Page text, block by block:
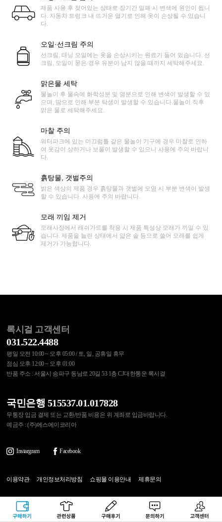
구매하기 관련상품 상품후기 문의하기 고객센터
제품 사용 후 젖어있는 상태로 장기간 밀폐 시 변색에 원인이 됩니
다. 자동차 트렁크 내 뜨거운 열기로 인해 옷이 손상될 수 있습니
다.
오일·선크림 주의
선크림, 태닝 오일에는 옷을 손상시키는 원료가 들어 있습니다. 선
크림, 오일이 묻은 경우 유분이 남지 않을 때까지 세탁해주세요.
맑은물 세탁
물놀이 후 물속에 화학성분 및 염분으로 인해 변색이 발생할 수 있
으며, 땀으로 인해 부분 탁생이 발생할 수 있습니다.물놀이 직후
맑은 물로 세탁해주세요.
마찰 주의
워터파크에 있는 미끄럼틀 같은 물놀이 기구에 경우 마찰로 인하
여 옷감이 상하거나 보풀이 발생할 수 있으니 사용에 주의 바랍니
다.
흙탕물, 갯벌주의
밝은 색상의 제품 경우 흙탕물과 갯벌에 오염 시 부분 변색이 발생
할 수 있습니다. 사용에 주의 바랍니다.
모래 끼임 제거
모래사장에서 래쉬가드를 착용 시 제품 특성상 모래가 끼일 수 있
습니다. 제품을 늘린 상태에서 얇은 솔 등으로 쓸어 모래를 쉽게
제거가 가능합니다.
록시걸 고객센터
031.522.4488
평일 오전 10:00 ~ 오후 05:00 / 토, 일, 공휴일 휴무
점심 오후 12:00 ~ 오후 01:00
반품 주소 : 서울시 송파구 동남로 20길 53 1층 CJ대한통운 록시걸
국민은행 515537.01.017828
무통장 입금 결제 또는 교환/반품 비용은 위 계좌로 입금바랍니다.
예금주 : (주)에스에이코리아
Instargram Facebook
이용약관 개인정보처리방침 쇼핑몰 이용안내 제휴문의
(주)에스에이코리아 대표이사 : 송수아
사업자등록번호 : 215-87-97374